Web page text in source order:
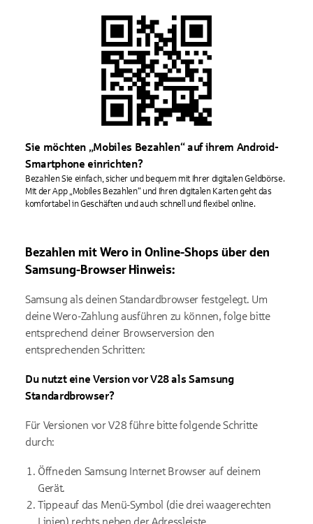
Sie möchten „Mobiles Bezahlen“ auf ihrem Android-
Smartphone einrichten?
Bezahlen Sie einfach, sicher und bequem mit Ihrer digitalen Geldbörse.
Mit der App „Mobiles Bezahlen“ und Ihren digitalen Karten geht das
komfortabel in Geschäften und auch schnell und flexibel online.
Bezahlen mit Wero in Online-Shops über den
Samsung-Browser Hinweis:
Samsung als deinen Standardbrowser festgelegt. Um
deineWero-Zahlung ausführen zu können, folge bitte
entsprechend deiner Browserversion den
entsprechenden Schritten:
Du nutzt eine Version vor V28als Samsung
Standardbrowser?
Für Versionen vor V28 führe bitte folgende Schritte
durch:
Öffne den Samsung Internet Browser auf deinem
Gerät.
Tippe auf das Menü-Symbol (die drei waagerechten